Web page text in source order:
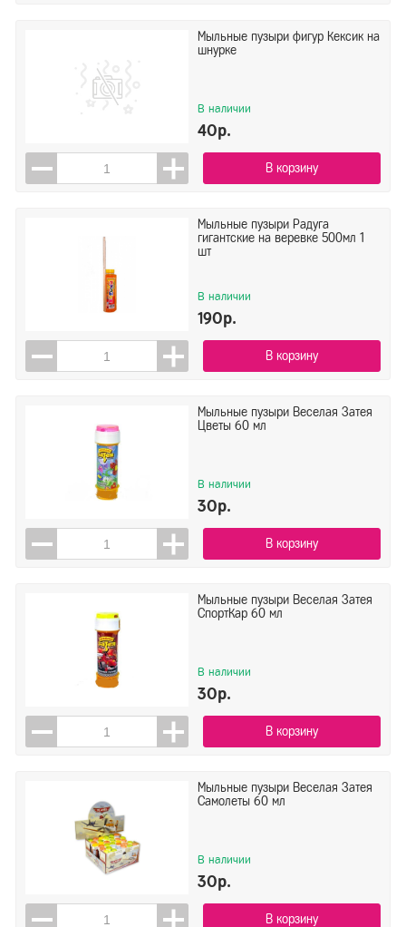
Мыльные пузыри фигур Кексик на
шнурке
В наличии
40р.
В корзину
Мыльные пузыри Радуга
гигантские на веревке 500мл 1
шт
В наличии
190р.
В корзину
Мыльные пузыри Веселая Затея
Цветы 60 мл
В наличии
30р.
В корзину
Мыльные пузыри Веселая Затея
СпортКар 60 мл
В наличии
30р.
В корзину
Мыльные пузыри Веселая Затея
Самолеты 60 мл
В наличии
30р.
В корзину